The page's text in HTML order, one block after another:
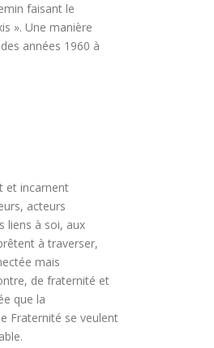
faisant le
». Une manière
années 1960 à
et incarnent
acteurs
liens à soi, aux
à traverser,
mais
de fraternité et
que la
Fraternité se veulent